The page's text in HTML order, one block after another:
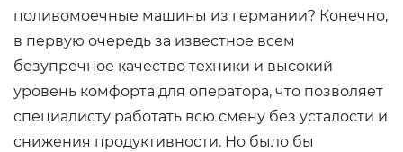
поливомоечные машины из германии? Конечно,
в первую очередь за известное всем
безупречное качество техники и высокий
уровень комфорта для оператора, что позволяет
специалисту работать всю смену без усталости и
снижения продуктивности. Но было бы